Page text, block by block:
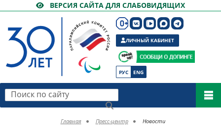
ВЕРСИЯ САЙТА ДЛЯ СЛАБОВИДЯЩИХ
РУС ENG
ЛИЧНЫЙ КАБИНЕТ
Поиск по сайту
Главная Пресс-центр Новости